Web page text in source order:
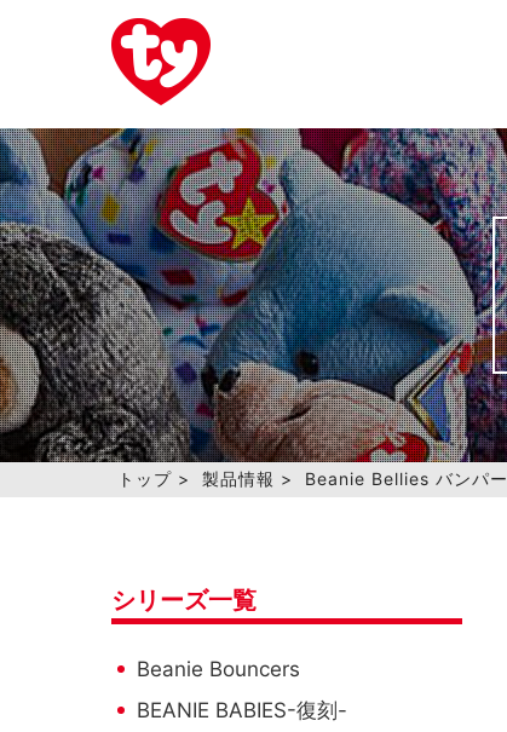
トップ > 製品情報 > Beanie Bellies バンパー
シリーズ一覧
Beanie Bouncers
BEANIE BABIES-復刻-